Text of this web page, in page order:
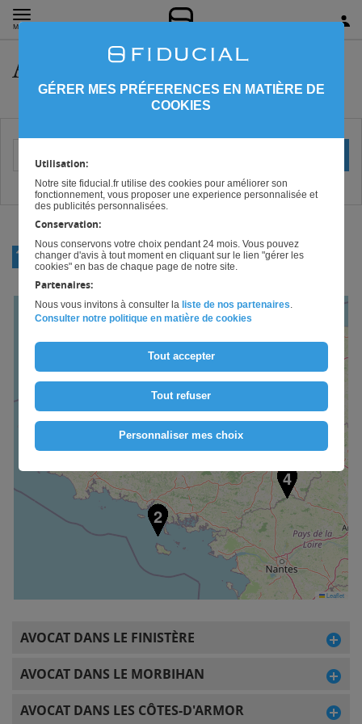
MENU
Avocat en Bretagne
RETOUR
AVOCAT
2
3
4
+
−
Leaflet
AVOCAT DANS LE FINISTÈRE
AVOCAT DANS LE MORBIHAN
AVOCAT DANS LES CÔTES-D'ARMOR
GÉRER MES PRÉFERENCES EN MATIÈRE DE
COOKIES
Utilisation:
Notre site fiducial.fr utilise des cookies pour améliorer son
fonctionnement, vous proposer une experience personnalisée et
des publicités personnalisées.
Conservation:
Nous conservons votre choix pendant 24 mois. Vous pouvez
changer d'avis à tout moment en cliquant sur le lien "gérer les
cookies" en bas de chaque page de notre site.
Partenaires:
Nous vous invitons à consulter la liste de nos partenaires.
Consulter notre politique en matière de cookies
Tout accepter
Tout refuser
Personnaliser mes choix